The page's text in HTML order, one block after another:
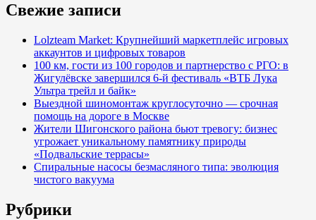
Свежие записи
Lolzteam Market: Крупнейший маркетплейс игровых
аккаунтов и цифровых товаров
100 км, гости из 100 городов и партнерство с РГО: в
Жигулёвске завершился 6-й фестиваль «ВТБ Лука
Ультра трейл и байк»
Выездной шиномонтаж круглосуточно — срочная
помощь на дороге в Москве
Жители Шигонского района бьют тревогу: бизнес
угрожает уникальному памятнику природы
«Подвальские террасы»
Спиральные насосы безмасляного типа: эволюция
чистого вакуума
Рубрики